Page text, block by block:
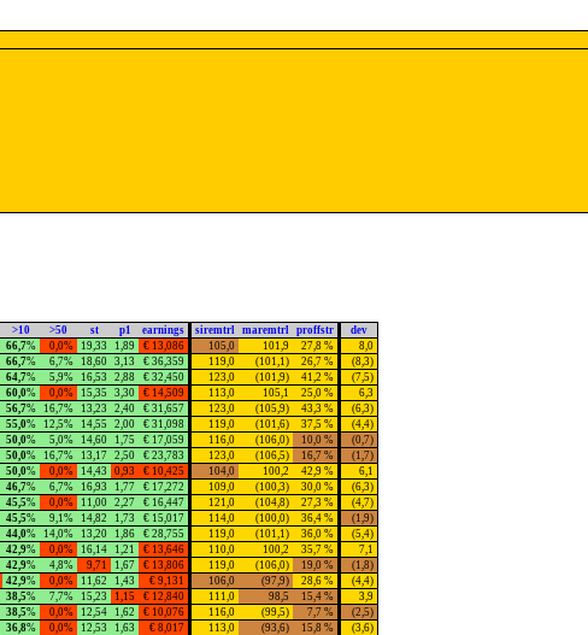
>10 >50 st p1 earnings siremtrl maremtrl proffstr
dev
66,7% 0,0% 19,33 1,89 € 13,086 105,0 101,9 27,8 %
8,0
66,7% 6,7% 18,60 3,13 € 36,359 119,0 (101,1) 26,7 %
(8,3)
64,7% 5,9% 16,53 2,88 € 32,450 123,0 (101,9) 41,2 %
(7,5)
60,0% 0,0% 15,35 3,30 € 14,509 113,0 105,1 25,0 %
6,3
56,7% 16,7% 13,23 2,40 € 31,657 123,0 (105,9) 43,3 %
(6,3)
55,0% 12,5% 14,55 2,00 € 31,098 119,0 (101,6) 37,5 %
(4,4)
50,0% 5,0% 14,60 1,75 € 17,059 116,0 (106,0) 10,0 %
(0,7)
50,0% 16,7% 13,17 2,50 € 23,783 123,0 (106,5) 16,7 %
(1,7)
50,0% 0,0% 14,43 0,93 € 10,425 104,0 100,2 42,9 %
6,1
46,7% 6,7% 16,93 1,77 € 17,272 109,0 (100,3) 30,0 %
(6,3)
45,5% 0,0% 11,00 2,27 € 16,447 121,0 (104,8) 27,3 %
(4,7)
45,5% 9,1% 14,82 1,73 € 15,017 114,0 (100,0) 36,4 %
(1,9)
44,0% 14,0% 13,20 1,86 € 28,755 119,0 (101,1) 36,0 %
(5,4)
42,9% 0,0% 16,14 1,21 € 13,646 110,0 100,2 35,7 %
7,1
42,9% 4,8% 9,71 1,67 € 13,806 119,0 (106,0) 19,0 %
(1,8)
42,9% 0,0% 11,62 1,43 € 9,131 106,0 (97,9) 28,6 %
(4,4)
38,5% 7,7% 15,23 1,15 € 12,840 111,0 98,5 15,4 %
3,9
38,5% 0,0% 12,54 1,62 € 10,076 116,0 (99,5) 7,7 %
(2,5)
36,8% 0,0% 12,53 1,63 € 8,017 113,0 (93,6) 15,8 %
(3,6)